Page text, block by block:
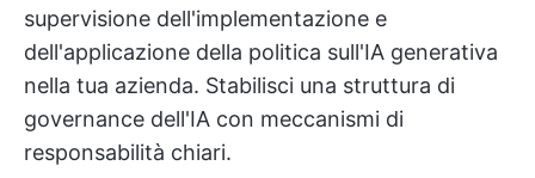
supervisione dell'implementazione e
dell'applicazione della politica sull'IA generativa
nella tua azienda. Stabilisci una struttura di
governance dell'IA con meccanismi di
responsabilità chiari.